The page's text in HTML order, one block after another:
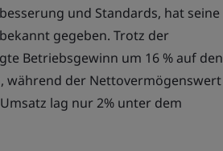
und Standards, hat seine
gegeben. Trotz der
Betriebsgewinn um 16 % auf den
während der Nettovermögenswert
lag nur 2% unter dem